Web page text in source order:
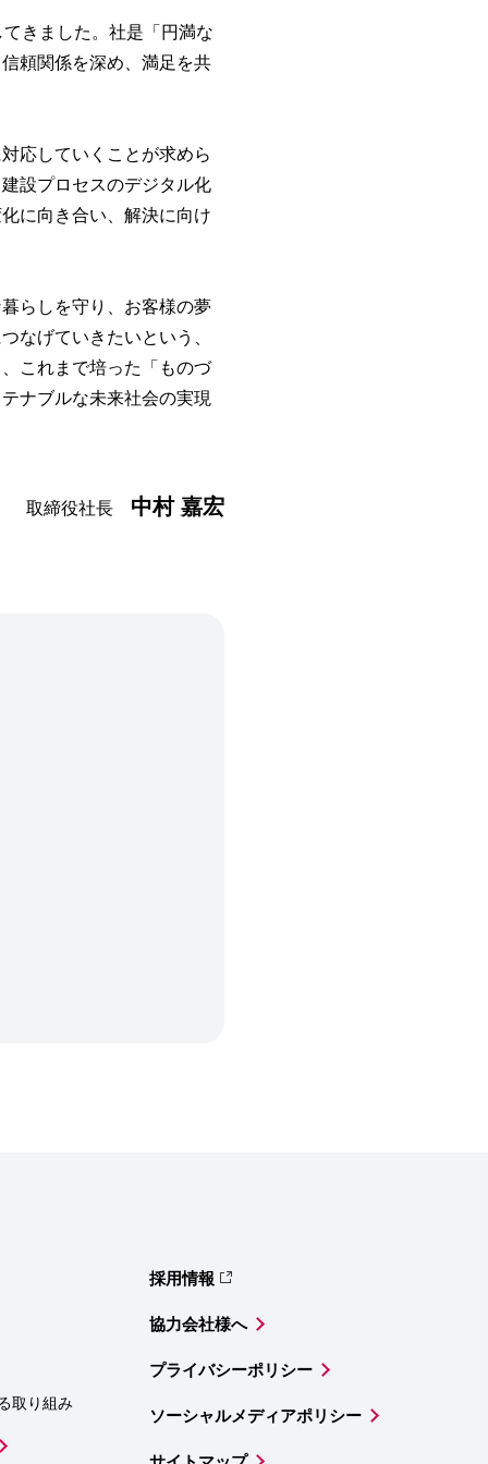
きました。社是「円満な
頼関係を深め、満足を共
応していくことが求めら
設プロセスのデジタル化
に向き合い、解決に向け
らしを守り、お客様の夢
なげていきたいという、
これまで培った「ものづ
ナブルな未来社会の実現
取締役社長 中村 嘉宏
取り組み
採用情報
協力会社様へ
プライバシーポリシー
ソーシャルメディアポリシー